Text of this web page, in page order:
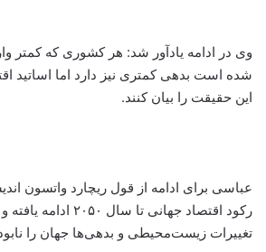
وی در ادامه یادآور شد: هر کشوری که کمتر
شده است بدهی کمتری نیز دارد اما اساتید
این حقیقت را بیان کنند.
عباسی برای ادامه از قول ریچارد واتسون
رکود اقتصاد جهانی تا
تغییرات زیست‌محیطی و بدهی‌ها جهان را